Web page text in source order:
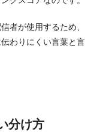
者が使用するため、
わりにくい言葉と言
分け方